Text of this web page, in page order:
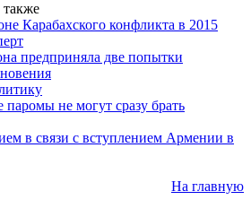
Карабахского конфликта в 2015
предприняла две попытки
не могут сразу брать
в связи с вступлением Армении в
На главную